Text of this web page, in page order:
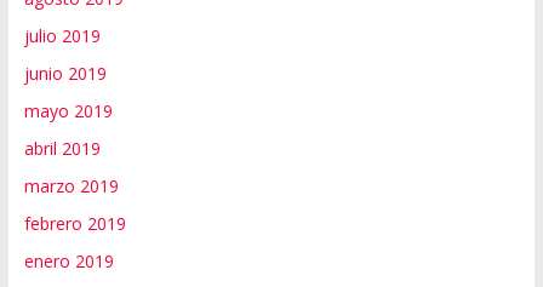
julio 2019
junio 2019
mayo 2019
abril 2019
marzo 2019
febrero 2019
enero 2019